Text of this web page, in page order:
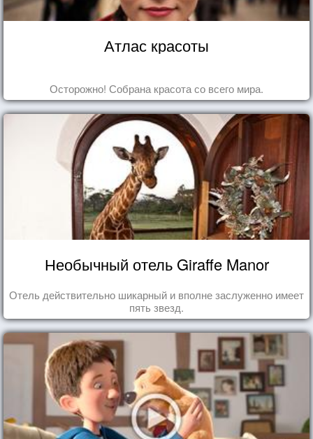
Атлас красоты
Осторожно! Собрана красота со всего мира.
Необычный отель Giraffe Manor
Отель действительно шикарный и вполне заслуженно имеет
пять звезд.